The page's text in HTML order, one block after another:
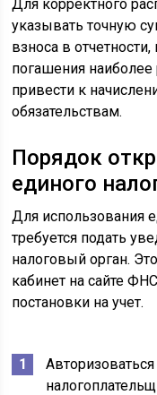
Для корректного
указывать точную
взноса в
погашения
привести к
обязательствам.
Порядок
единого
Для использования
требуется подать
налоговый орган.
кабинет на сайте
постановки на учет.